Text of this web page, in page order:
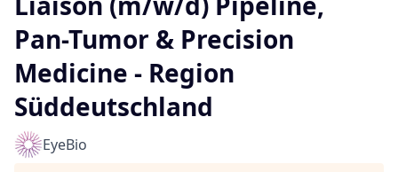
Pan-Tumor & Precision
Medicine - Region
Süddeutschland
EyeBio